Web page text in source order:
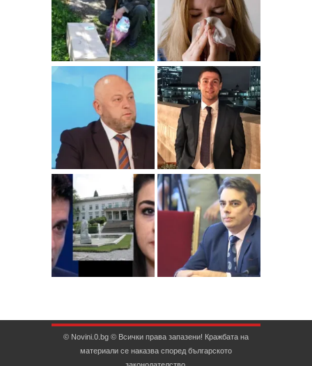
© Novini.0.bg © Всички права запазени! Кражбата на
материали се наказва според българското